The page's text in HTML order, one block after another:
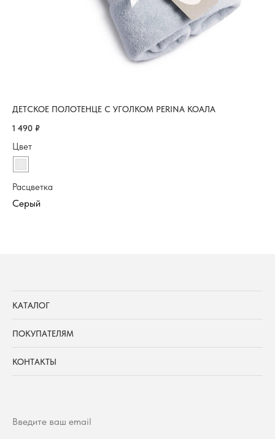
ДЕТСКОЕ ПОЛОТЕНЦЕ С УГОЛКОМ PERINA КОАЛА
1 490 ₽
Цвет
Расцветка
КАТАЛОГ
ПОКУПАТЕЛЯМ
КОНТАКТЫ